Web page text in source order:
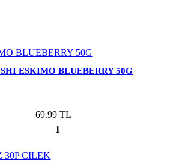
ESKIMO BLUEBERRY 50G
69.99 TL
1